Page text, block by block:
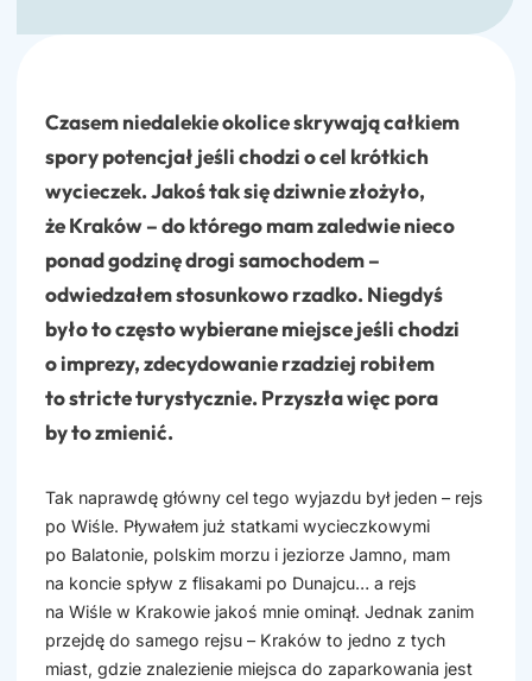
Czasem niedalekie okolice skrywają całkiem
spory potencjał jeśli chodzi o cel krótkich
wycieczek. Jakoś tak się dziwnie złożyło,
że Kraków – do którego mam zaledwie nieco
ponad godzinę drogi samochodem –
odwiedzałem stosunkowo rzadko. Niegdyś
było to często wybierane miejsce jeśli chodzi
o imprezy, zdecydowanie rzadziej robiłem
to stricte turystycznie. Przyszła więc pora
by to zmienić.
Tak naprawdę główny cel tego wyjazdu był jeden – rejs
po Wiśle. Pływałem już statkami wycieczkowymi
po Balatonie, polskim morzu i jeziorze Jamno, mam
na koncie spływ z flisakami po Dunajcu… a rejs
na Wiśle w Krakowie jakoś mnie ominął. Jednak zanim
przejdę do samego rejsu – Kraków to jedno z tych
miast, gdzie znalezienie miejsca do zaparkowania jest